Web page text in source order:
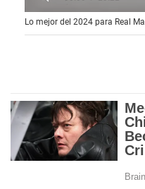
0
o
f
u
t
e
s
,
2
Lo mejor del 2024 para Real